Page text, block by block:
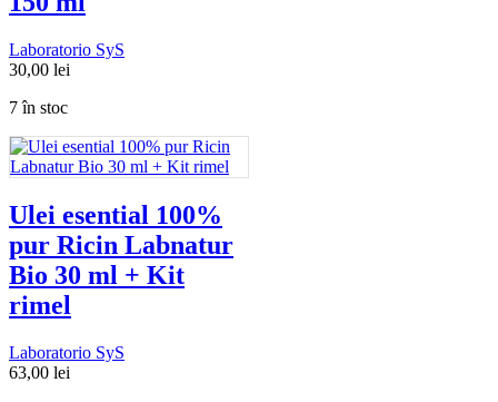
Laboratorio SyS
30,00 lei
7 în stoc
Ulei esential 100%
pur Ricin Labnatur
Bio 30 ml + Kit
rimel
Laboratorio SyS
63,00 lei